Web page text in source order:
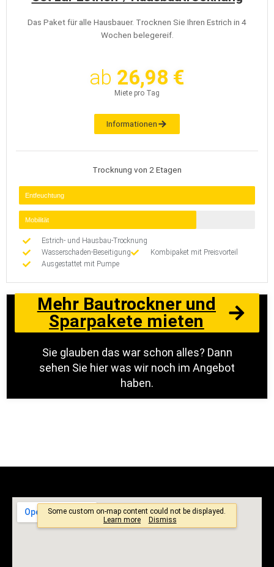
Das Paket für alle Hausbauer. Trocknen Sie Ihren Estrich in 4
Wochen belegereif.
ab 26,98 €
Miete pro Tag
Informationen
Trocknung von 2 Etagen
Entfeuchtung
Mobilität
Estrich- und Hausbau-Trocknung
Wasserschaden-Beseitigung
Kombipaket mit Preisvorteil
Ausgestattet mit Pumpe
Mehr Bautrockner und
Sparpakete mieten
Sie glauben das war schon alles? Dann
sehen Sie hier was wir noch im Angebot
haben.